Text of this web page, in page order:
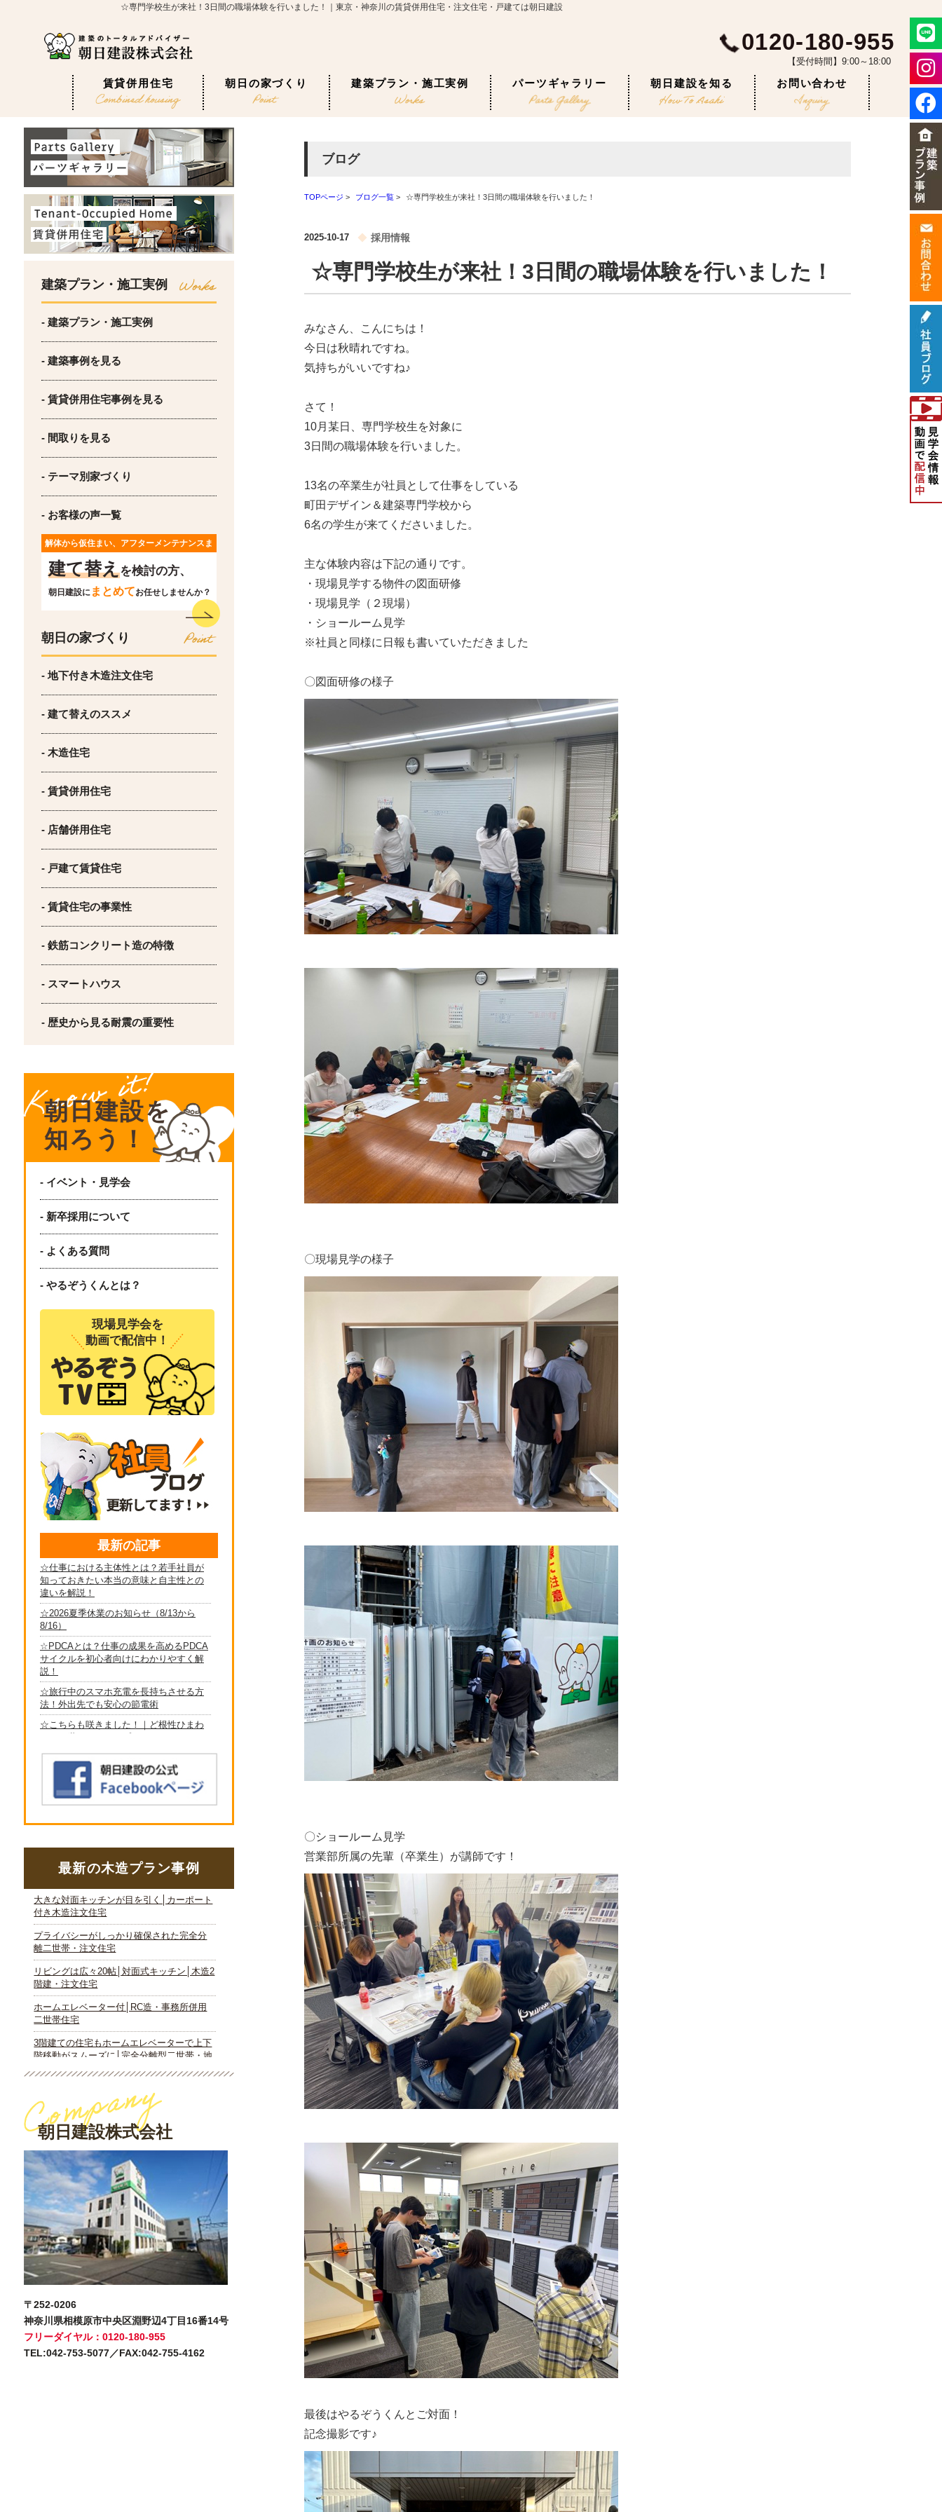
☆専門学校生が来社！3日間の職場体験を行いました！｜東京・神奈川の賃貸併用住宅・注文住宅・戸建ては朝日建設
0120-180-955
【受付時間】9:00～18:00
賃貸併用住宅 朝日の家づくり 建築プラン・施工実例 パーツギャラリー 朝日建設を知る お問い合わせ
建築プラン・施工実例
- 建築プラン・施工実例
- 建築事例を見る
- 賃貸併用住宅事例を見る
- 間取りを見る
- テーマ別家づくり
- お客様の声一覧
解体から仮住まい、アフターメンテナンスま
建て替えを検討の方、
朝日建設に まとめてお任せしませんか？
朝日の家づくり
- 地下付き木造注文住宅
- 建て替えのススメ
- 木造住宅
- 賃貸併用住宅
- 店舗併用住宅
- 戸建て賃貸住宅
- 賃貸住宅の事業性
- 鉄筋コンクリート造の特徴
- スマートハウス
- 歴史から見る耐震の重要性
朝日建設を
知ろう！
- イベント・見学会
- 新卒採用について
- よくある質問
- やるぞうくんとは？
現場見学会を
動画で配信中！
最新の記事
最新の木造プラン事例
朝日建設株式会社
〒252-0206
神奈川県相模原市中央区淵野辺4丁目16番14号
フリーダイヤル：0120-180-955
TEL:042-753-5077／FAX:042-755-4162
ブログ
TOPページ > ブログ一覧 > ☆専門学校生が来社！3日間の職場体験を行いました！
2025-10-17 採用情報
☆専門学校生が来社！3日間の職場体験を行いました！
みなさん、こんにちは！
今日は秋晴れですね。
気持ちがいいですね♪
さて！
10月某日、専門学校生を対象に
3日間の職場体験を行いました。
13名の卒業生が社員として仕事をしている
町田デザイン＆建築専門学校から
6名の学生が来てくださいました。
主な体験内容は下記の通りです。
・現場見学する物件の図面研修
・現場見学（２現場）
・ショールーム見学
※社員と同様に日報も書いていただきました
〇図面研修の様子
〇現場見学の様子
〇ショールーム見学
営業部所属の先輩（卒業生）が講師です！
最後はやるぞうくんとご対面！
記念撮影です♪